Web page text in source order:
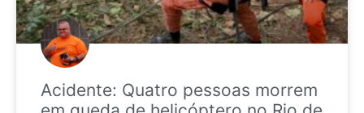
Acidente: Quatro pessoas morrem